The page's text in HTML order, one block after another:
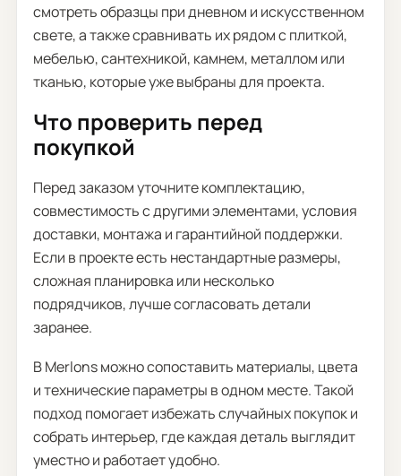
смотреть образцы при дневном и искусственном
свете, а также сравнивать их рядом с плиткой,
мебелью, сантехникой, камнем, металлом или
тканью, которые уже выбраны для проекта.
Что проверить перед
покупкой
Перед заказом уточните комплектацию,
совместимость с другими элементами, условия
доставки, монтажа и гарантийной поддержки.
Если в проекте есть нестандартные размеры,
сложная планировка или несколько
подрядчиков, лучше согласовать детали
заранее.
В Merlons можно сопоставить материалы, цвета
и технические параметры в одном месте. Такой
подход помогает избежать случайных покупок и
собрать интерьер, где каждая деталь выглядит
уместно и работает удобно.